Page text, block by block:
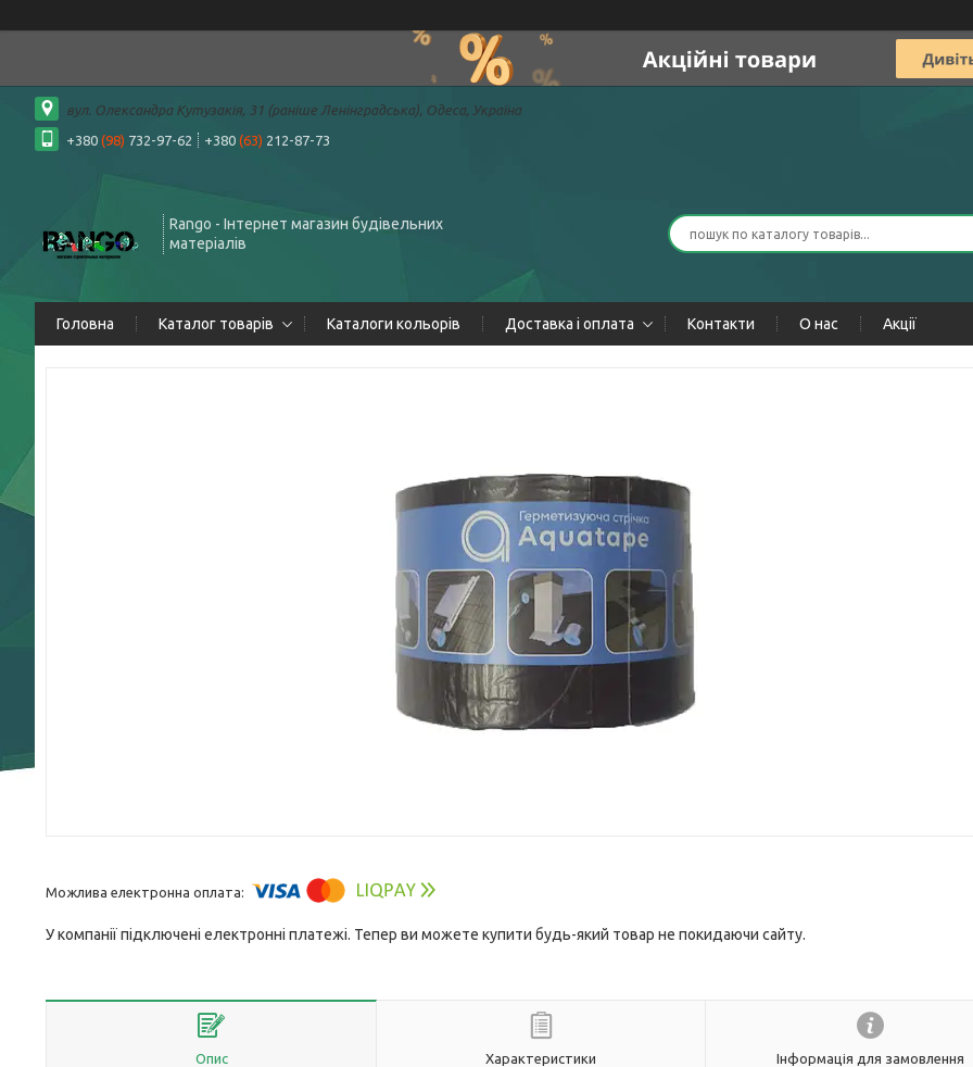
вул. Олександра Кутузакія, 31 (раніше Ленінградська), Одеса, Україна
+380 (98) 732-97-62 +380 (63) 212-87-73
Rango - Інтернет магазин будівельних
матеріалів
Головна Каталог товарів Каталоги кольорів Доставка і оплата Контакти О нас Акції
У компанії підключені електронні платежі. Тепер ви можете купити будь-який товар не покидаючи сайту.
Опис Характеристики Інформація для замовлення